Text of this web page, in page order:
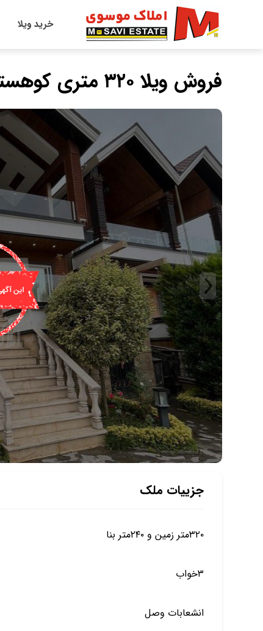
خرید ویلا
فروش ویلا ۳۲۰ متری کوهستانی در لاویج چمستان
جزییات ملک
۳۲۰متر زمین و ۲۴۰متر بنا
۳خواب
انشعابات وصل